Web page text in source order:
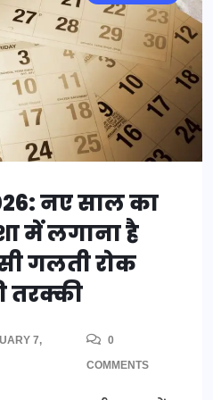
नए साल का
में लगाना है
गलती रोक
तरक्की
7,
0
COMMENTS